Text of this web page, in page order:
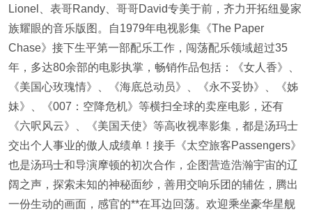
Lionel、表哥Randy、哥哥David专美于前，齐力开拓纽曼家
族耀眼的音乐版图。自1979年电视影集《The Paper
Chase》接下生平第一部配乐工作，闯荡配乐领域超过35
年，多达80余部的电影执掌，畅销作品包括：《女人香》、
《美国心玫瑰情》、《海底总动员》、《永不妥协》、《姊
妹》、《007：空降危机》等横扫全球的卖座电影，还有
《六呎风云》、《美国天使》等高收视率影集，都是汤玛士
交出个人事业的傲人成绩单！接手《太空旅客Passengers》
也是汤玛士和导演摩顿的初次合作，企图营造浩瀚宇宙的辽
阔之声，探索未知的神秘面纱，善用交响乐团的辅佐，腾出
一份生动的画面，感官的**在耳边回荡。欢迎乘坐豪华星舰